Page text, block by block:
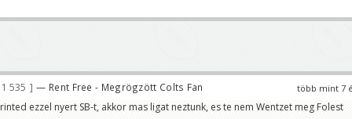
több mint 7
535 — Rent Free - Megrögzött Colts Fan
ezzel nyert SB-t, akkor mas ligat neztunk, es te nem Wentzet meg Folest